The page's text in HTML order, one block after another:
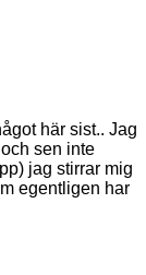
här sist.. Jag
sen inte
jag stirrar mig
egentligen har